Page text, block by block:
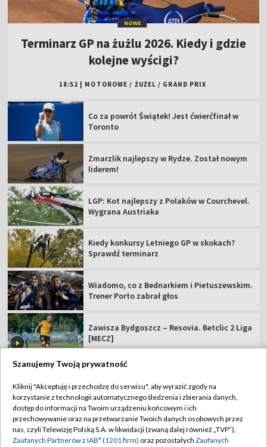
NOWE
Terminarz GP na żużlu 2026. Kiedy i gdzie
kolejne wyścigi?
18:52 MOTOROWE / ŻUŻEL / GRAND PRIX
Co za powrót Świątek! Jest ćwierćfinał w
Toronto
Zmarzlik najlepszy w Rydze. Został nowym
liderem!
LGP: Kot najlepszy z Polaków w Courchevel.
Wygrana Austriaka
Kiedy konkursy Letniego GP w skokach?
Sprawdź terminarz
Wiadomo, co z Bednarkiem i Pietuszewskim.
Trener Porto zabrał głos
Zawisza Bydgoszcz – Resovia. Betclic 2 Liga
[MECZ]
TVP
Abonament TVP
Sklep TVP
Regulamin TVP
Polityka prywatności
Szanujemy Twoją prywatność
Kliknij "Akceptuję i przechodzę do serwisu", aby wyrazić zgody na
korzystanie z technologii automatycznego śledzenia i zbierania danych,
dostęp do informacji na Twoim urządzeniu końcowym i ich
przechowywanie oraz na przetwarzanie Twoich danych osobowych przez
nas, czyli Telewizję Polską S.A. w likwidacji (zwaną dalej również „TVP”),
Zaufanych Partnerów z IAB* (1201 firm) oraz pozostałych Zaufanych